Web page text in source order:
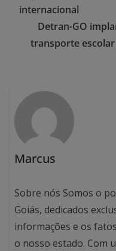
internacional
Detran-GO
transporte
Marcus
Sobre nós Somos o
Goiás, dedicados
informações e os
o nosso estado. Com